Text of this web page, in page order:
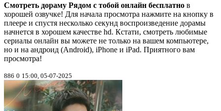
Смотреть дораму Рядом с тобой онлайн бесплатно в
хорошей озвучке! Для начала просмотра нажмите на кнопку в
плеере и спустя несколько секунд воспроизведение дорамы
начнется в хорошем качестве hd. Кстати, смотреть любимые
сериалы онлайн вы можете не только на вашем компьютере,
но и на андроид (Android), iPhone и iPad. Приятного вам
просмотра!
886 0 15:00, 05-07-2025